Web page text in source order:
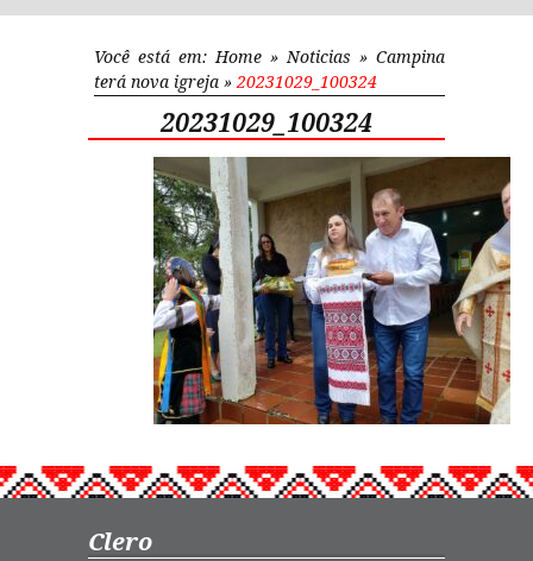
Você está em: Home » Noticias » Campina
terá nova igreja » 20231029_100324
20231029_100324
Clero